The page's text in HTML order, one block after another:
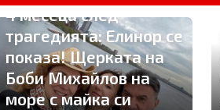
4 месеца след
трагедията: Елинор се
показа! Щерката на
Боби Михайлов на
море с майка си